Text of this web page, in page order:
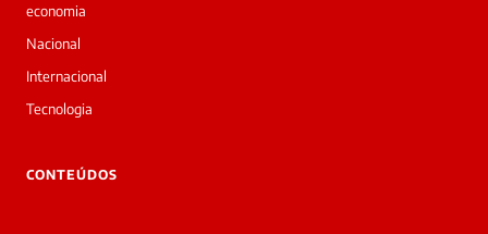
Bom
dia!
a
Laura,
▷
economia
Nacional
Internacional
Tecnologia
CONTEÚDOS